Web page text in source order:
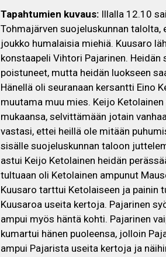
Tapahtumien kuvaus:Illalla 12.10
Tohmajärven suojeluskunnan talolta,
joukko humalaisia miehiä. Kuusaro
konstaapeli Vihtori Pajarinen.
poistuneet, mutta heidän luokseen
Hänellä oli seuranaan kersantti Eino
muutama muu mies. Keijo
mukaansa, selvittämään jotain
vastasi, ettei heillä ole mitään
sisälle suojeluskunnan taloon
astui Keijo Ketolainen heidän
tultuaan oli Ketolainen ampunut
Kuusaro tarttui Ketolaiseen ja painin
Kuusaroa useita kertoja. Pajarinen
ampui myös häntä kohti. Pajarinen
kumartui hänen puoleensa, jolloin
ampui Pajarista useita kertoja ja